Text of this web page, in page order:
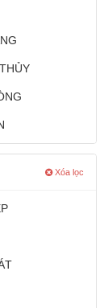
Xóa lọc